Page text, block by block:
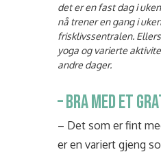
det er en fast dag i
nå trener en gang i
frisklivssentralen.
yoga og varierte
andre dager.
– BRA MED ET
– Det som er fint
er en variert gjeng